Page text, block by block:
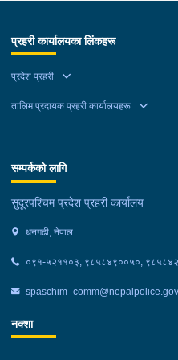
भारतबाट भन्सार छलि गरी ल्याएका
टेडुवा, कञ्चनपुरबाट खटिएको प्रहरीले
स्थानहरुबाट अवैध रुपमा भारतबाट
रु.७७,०००।– बराबरको बिडी, सुर्ति,
प्रहरीले बेवारिसे अवस्थामा फेला
प्रहरी कार्यालयका लिंकहरू
प्रदेश प्रहरी
तालिम प्रदायक प्रहरी कार्यालयहरू
सम्पर्कको लागि
सुदूरपश्चिम प्रदेश प्रहरी कार्यालय
धनगढी, नेपाल
०९१-५२११०३, ९८५८४९००५०,
नक्शा